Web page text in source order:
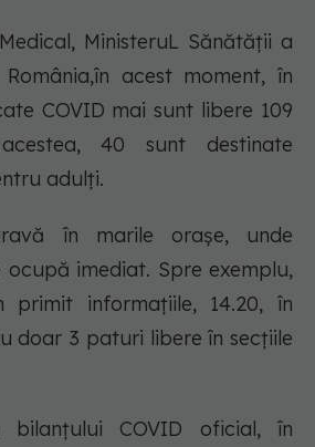
MinisteruL Sănătății a
acest moment, în
COVID mai sunt libere 109
40 sunt destinate
adulți.
în marile orașe, unde
ocupă imediat. Spre exemplu,
informațiile, 14.20, în
doar 3 paturi libere în secțiile
bilanțului COVID oficial, în